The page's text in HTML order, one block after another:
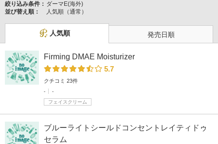
絞り込み条件： ダーマE(海外)
並び替え順：
人気順（通常）
人気順 発売日順
Firming DMAE Moisturizer
5.7
クチコミ 23件
-
-
フェイスクリーム
ブルーライトシールドコンセントレイティドゥ
セラム